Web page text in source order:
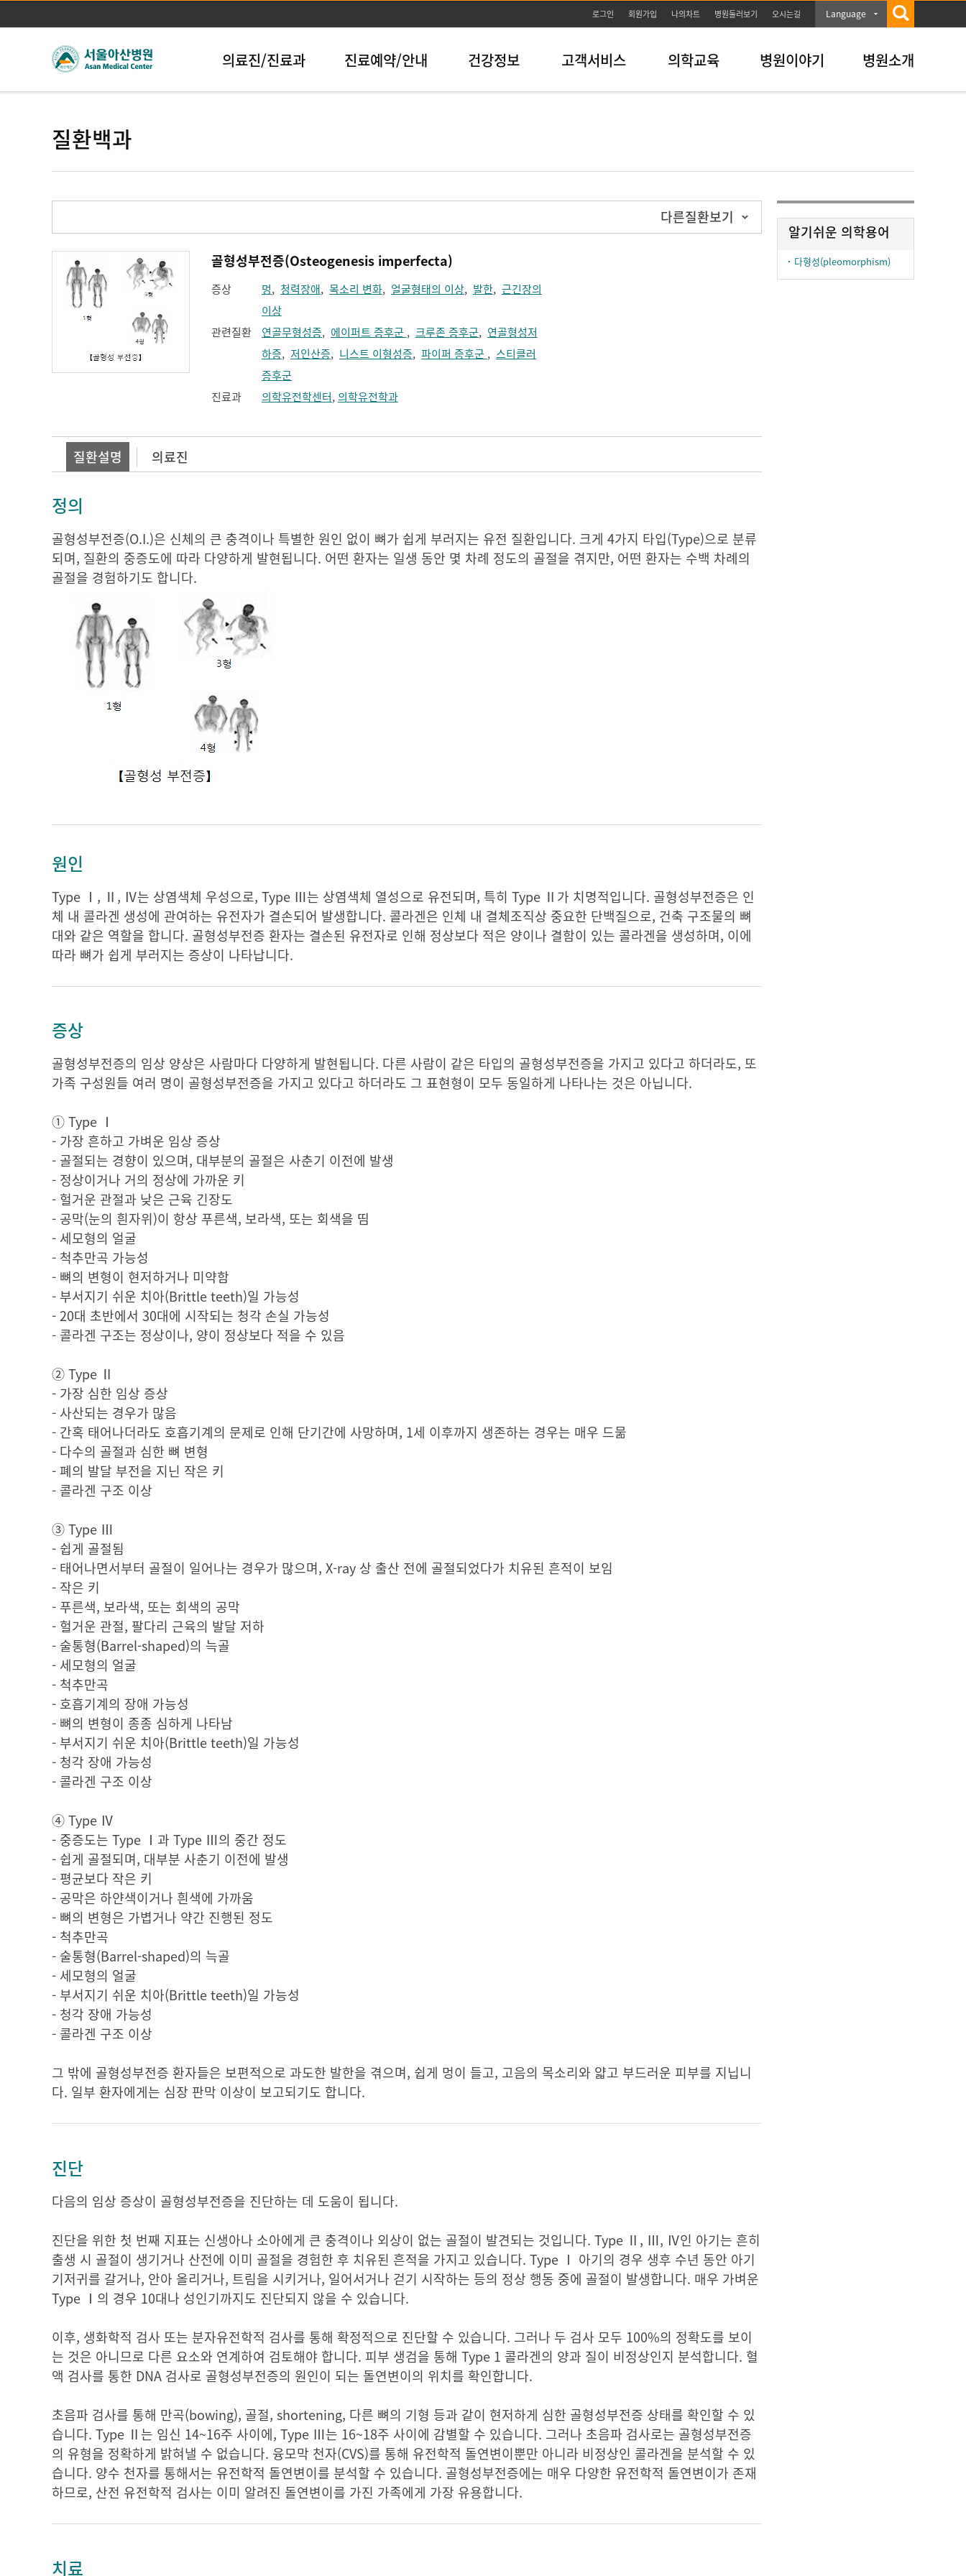
본문바로가기
로그인 회원가입 나의차트 병원둘러보기 오시는길 Language
의료진/진료과 진료예약/안내 건강정보 고객서비스 의학교육 병원이야기 병원소개
질환백과
다른질환보기
골형성부전증(Osteogenesis imperfecta)
증상 멍, 청력장애, 목소리 변화, 얼굴형태의 이상, 발한, 근긴장의
이상
관련질환
연골무형성증, 에이퍼트 증후군 , 크루존 증후군, 연골형성저
하증, 저인산증, 니스트 이형성증, 파이퍼 증후군 , 스티클러
증후군
진료과
의학유전학센터, 의학유전학과
질환설명 의료진
정의
골형성부전증(O.I.)은 신체의 큰 충격이나 특별한 원인 없이 뼈가 쉽게 부러지는 유전 질환입니다. 크게 4가지 타입(Type)으로 분류
되며, 질환의 중증도에 따라 다양하게 발현됩니다. 어떤 환자는 일생 동안 몇 차례 정도의 골절을 겪지만, 어떤 환자는 수백 차례의
골절을 경험하기도 합니다.
원인
Type Ⅰ, Ⅱ, Ⅳ는 상염색체 우성으로, Type Ⅲ는 상염색체 열성으로 유전되며, 특히 Type Ⅱ가 치명적입니다. 골형성부전증은 인
체 내 콜라겐 생성에 관여하는 유전자가 결손되어 발생합니다. 콜라겐은 인체 내 결체조직상 중요한 단백질으로, 건축 구조물의 뼈
대와 같은 역할을 합니다. 골형성부전증 환자는 결손된 유전자로 인해 정상보다 적은 양이나 결함이 있는 콜라겐을 생성하며, 이에
따라 뼈가 쉽게 부러지는 증상이 나타납니다.
증상
골형성부전증의 임상 양상은 사람마다 다양하게 발현됩니다. 다른 사람이 같은 타입의 골형성부전증을 가지고 있다고 하더라도, 또
가족 구성원들 여러 명이 골형성부전증을 가지고 있다고 하더라도 그 표현형이 모두 동일하게 나타나는 것은 아닙니다.
① Type Ⅰ
- 가장 흔하고 가벼운 임상 증상
- 골절되는 경향이 있으며, 대부분의 골절은 사춘기 이전에 발생
- 정상이거나 거의 정상에 가까운 키
- 헐거운 관절과 낮은 근육 긴장도
- 공막(눈의 흰자위)이 항상 푸른색, 보라색, 또는 회색을 띰
- 세모형의 얼굴
- 척추만곡 가능성
- 뼈의 변형이 현저하거나 미약함
- 부서지기 쉬운 치아(Brittle teeth)일 가능성
- 20대 초반에서 30대에 시작되는 청각 손실 가능성
- 콜라겐 구조는 정상이나, 양이 정상보다 적을 수 있음
② Type Ⅱ
- 가장 심한 임상 증상
- 사산되는 경우가 많음
- 간혹 태어나더라도 호흡기계의 문제로 인해 단기간에 사망하며, 1세 이후까지 생존하는 경우는 매우 드묾
- 다수의 골절과 심한 뼈 변형
- 폐의 발달 부전을 지닌 작은 키
- 콜라겐 구조 이상
③ Type Ⅲ
- 쉽게 골절됨
- 태어나면서부터 골절이 일어나는 경우가 많으며, X-ray 상 출산 전에 골절되었다가 치유된 흔적이 보임
- 작은 키
- 푸른색, 보라색, 또는 회색의 공막
- 헐거운 관절, 팔다리 근육의 발달 저하
- 술통형(Barrel-shaped)의 늑골
- 세모형의 얼굴
- 척추만곡
- 호흡기계의 장애 가능성
- 뼈의 변형이 종종 심하게 나타남
- 부서지기 쉬운 치아(Brittle teeth)일 가능성
- 청각 장애 가능성
- 콜라겐 구조 이상
④ Type Ⅳ
- 중증도는 Type Ⅰ과 Type Ⅲ의 중간 정도
- 쉽게 골절되며, 대부분 사춘기 이전에 발생
- 평균보다 작은 키
- 공막은 하얀색이거나 흰색에 가까움
- 뼈의 변형은 가볍거나 약간 진행된 정도
- 척추만곡
- 술통형(Barrel-shaped)의 늑골
- 세모형의 얼굴
- 부서지기 쉬운 치아(Brittle teeth)일 가능성
- 청각 장애 가능성
- 콜라겐 구조 이상
그 밖에 골형성부전증 환자들은 보편적으로 과도한 발한을 겪으며, 쉽게 멍이 들고, 고음의 목소리와 얇고 부드러운 피부를 지닙니
다. 일부 환자에게는 심장 판막 이상이 보고되기도 합니다.
진단
다음의 임상 증상이 골형성부전증을 진단하는 데 도움이 됩니다.
진단을 위한 첫 번째 지표는 신생아나 소아에게 큰 충격이나 외상이 없는 골절이 발견되는 것입니다. Type Ⅱ, Ⅲ, Ⅳ인 아기는 흔히
출생 시 골절이 생기거나 산전에 이미 골절을 경험한 후 치유된 흔적을 가지고 있습니다. Type Ⅰ 아기의 경우 생후 수년 동안 아기
기저귀를 갈거나, 안아 올리거나, 트림을 시키거나, 일어서거나 걷기 시작하는 등의 정상 행동 중에 골절이 발생합니다. 매우 가벼운
Type Ⅰ의 경우 10대나 성인기까지도 진단되지 않을 수 있습니다.
이후, 생화학적 검사 또는 분자유전학적 검사를 통해 확정적으로 진단할 수 있습니다. 그러나 두 검사 모두 100%의 정확도를 보이
는 것은 아니므로 다른 요소와 연계하여 검토해야 합니다. 피부 생검을 통해 Type 1 콜라겐의 양과 질이 비정상인지 분석합니다. 혈
액 검사를 통한 DNA 검사로 골형성부전증의 원인이 되는 돌연변이의 위치를 확인합니다.
초음파 검사를 통해 만곡(bowing), 골절, shortening, 다른 뼈의 기형 등과 같이 현저하게 심한 골형성부전증 상태를 확인할 수 있
습니다. Type Ⅱ는 임신 14~16주 사이에, Type Ⅲ는 16~18주 사이에 감별할 수 있습니다. 그러나 초음파 검사로는 골형성부전증
의 유형을 정확하게 밝혀낼 수 없습니다. 융모막 천자(CVS)를 통해 유전학적 돌연변이뿐만 아니라 비정상인 콜라겐을 분석할 수 있
습니다. 양수 천자를 통해서는 유전학적 돌연변이를 분석할 수 있습니다. 골형성부전증에는 매우 다양한 유전학적 돌연변이가 존재
하므로, 산전 유전학적 검사는 이미 알려진 돌연변이를 가진 가족에게 가장 유용합니다.
치료
알기쉬운 의학용어
다형성(pleomorphism)